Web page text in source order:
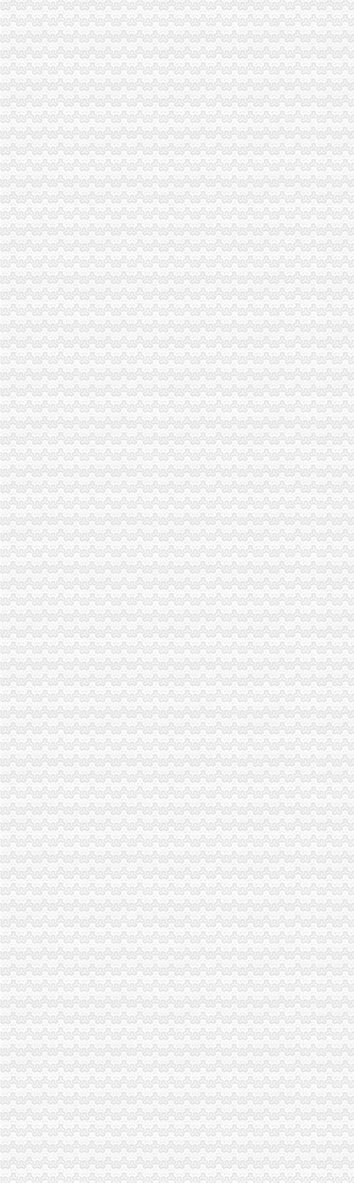
巴南局认真抓好新《公司法》的渝中区工商代办贯彻实施
江北局四项措施加种子市渝中区代办营业执照场监管保护春耕播种
国家工商总局渝中区工商代办检查组检查大足局行政执法工作
忠县局五送信息拓宽农村经济发展“软通道”渝中区代办营业执照
巴南区工商分局渝中区代办营业执照开通公众信息网
万州农村经纪人呈现“五大发展”重庆代办营业执照趋势
南岸区工商分局认真贯彻落实旱救灾惠民政策确保市渝中区工商代办场繁荣稳定
江津工商局渝中区代办营业执照四项举措化安全生产监管
市工商局携重庆企业赴万州“招买马”渝中区代办营业执照
沙坪坝区工商分局渝中区代办公司设立食品安全监测数据直报点
刘伍伦副巡视员一行到石柱县工商局重庆代办营业执照调研工作
潼南县工商局规划年底全面实现“光收费”重庆代办营业执照
大足县工商局采取八大举措维护“十.一”渝中区工商代办金周旅游市场秩序
忠县工商局开展“两节”重庆代办公司期间食品市场大检查
梁平县工商局“三大工程”渝中区代办公司加队伍建设
涪陵局渝中区工商代办举行例较大数额罚款听证会
大渡口区工商分局重庆代办营业执照整中介机构做到＂四个到位＂
梁平局化招生广告市渝中区代办营业执照场监管
永川局渝中区工商代办采取三项措施规范执法行为
巴南局渝中区代办营业执照三项措施开展危险化学品安全专项整
沙坪坝局突出“三抓”重庆代办公司理中介
奉节局突出“三重”渝中区代办营业执照抓好办公室工作
南岸局重庆代办营业执照深入扶贫联系村问旱灾群众
永川局认真达贯彻全市渝中区代办营业执照工商行政管理局长会议精
万州局重庆代办营业执照切实加旱救灾安全工作
潼南局建设“农资放心店”重庆代办营业执照服务县域蔬菜产业
全市渝中区工商代办工商部门支持4000返乡农民工自主创业 半年减费近百万
璧山县工商局重庆代办公司100多名干部奔赴火灾现场救火
忠县局狠抓“四点”渝中区代办公司整广告市场见成效
重庆渝中区
重庆渝中区一季度同比下降4.2%民列出三条防范建议-新闻频道-
重庆渝中区两路口重庆村社区卫生服务站周边的宾馆
重庆渝中区山城曲艺场介绍--重庆渝中区山城曲艺场演出信息-卖票网【
重庆代办营业执照
重庆营业执照遗失,补办流程及所需资料-时空商城交流版-时空网
公司是做品牌服装代理的,公司在成都办理的营业执照,在重庆设立
重庆锦钰财务咨询部：公司主营业务为代办工商执照、代理企业建账、
重庆代办公司
重庆代办公司验资报告,代办验资报告,验资报告代办费用-
重庆代办公司验资报告,代办验资报告,验资报告代办费用-
重庆公积金代办公司电话哪里有-家居装修互动问答
渝中区办执照
在杭州开饮食店要什么证-家居装修互动问答
重庆工商登记制度象：申办者钱不够要借高利贷_新闻中心_正义网
成都女子做祛斑手术一周后发红起痘（图）_大成网_腾讯网
渝中区代办营业执照
拆迁安置问题_重庆市公开信箱
新闻动态-重庆慢牛工商咨询有限公司
公司注册
渝中区工商代办
刊登热线：（报社）24小时
重庆慢牛工商咨询有限公司_产品供应
工商银行重庆渝中邹容路网点信息地址_客服电话号码_营业时间查询
渝中区代办公司
Hempel汉帛女装品牌贵代理商_代理机构_中国时尚品牌网
重庆渝中工商注册代办价格浅析代理企业年检-商务服务-六安新闻网
重庆渝中千年电器代理|重庆渝中千年电器代理网站